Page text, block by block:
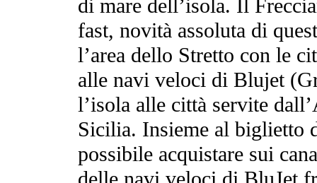
di mare dell’isola. Il
fast, novità assoluta di
l’area dello Stretto con le
alle navi veloci di Blujet
l’isola alle città servite
Sicilia. Insieme al biglietto
possibile acquistare sui